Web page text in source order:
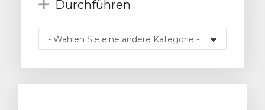
Durchführen